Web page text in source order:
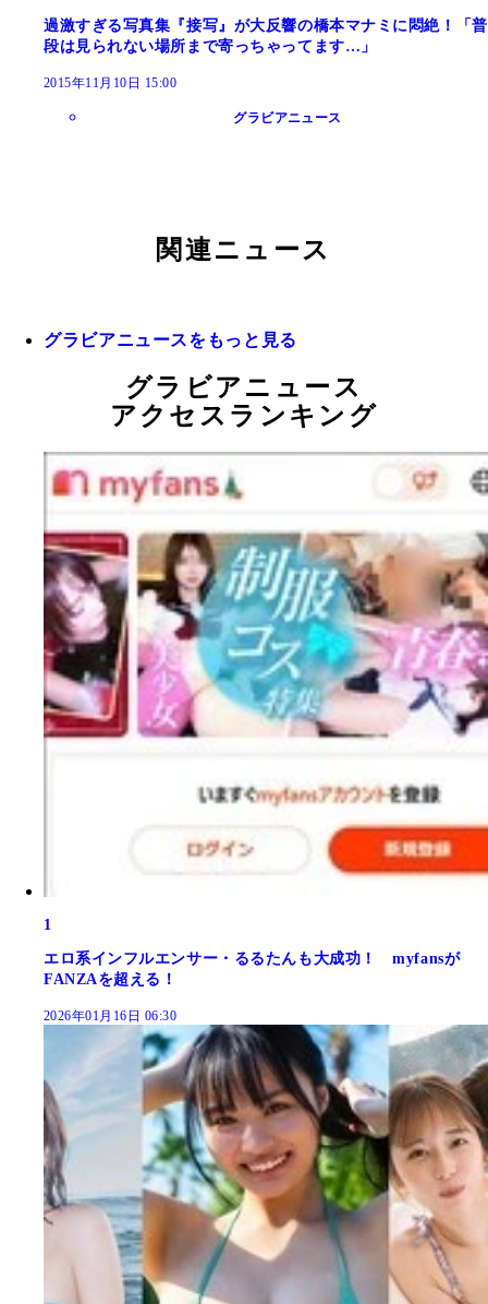
過激すぎる写真集『接写』が大反響の橋本マナミに悶絶！「普
段は見られない場所まで寄っちゃってます…」
2015年11月10日 15:00
グラビアニュース
関連ニュース
グラビアニュースをもっと見る
グラビアニュース
アクセスランキング
1
エロ系インフルエンサー・るるたんも大成功！ myfansが
FANZAを超える！
2026年01月16日 06:30